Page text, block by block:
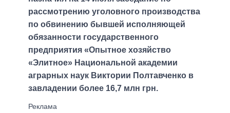
рассмотрению уголовного производства
по обвинению бывшей исполняющей
обязанности государственного
предприятия «Опытное хозяйство
«Элитное» Национальной академии
аграрных наук Виктории Полтавченко в
завладении более 16,7 млн ​​грн.